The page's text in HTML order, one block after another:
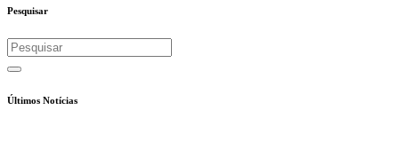
Pesquisar
Últimos Notícias